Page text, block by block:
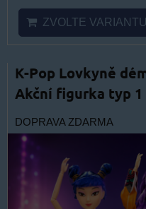
ZVOLTE VARIANTU
K-Pop Lovkyně
Akční figurka typ 1
DOPRAVA ZDARMA